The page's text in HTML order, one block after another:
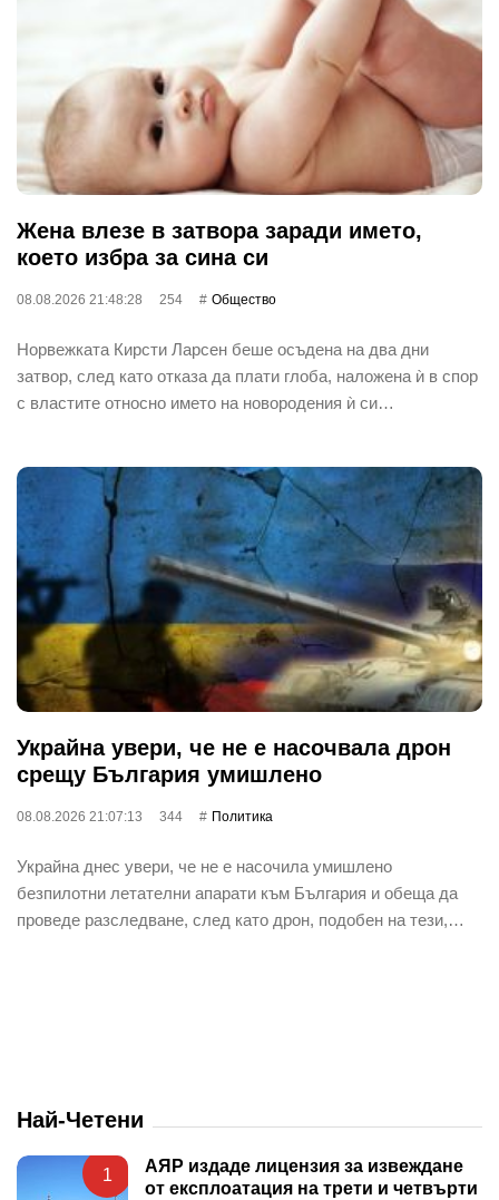
Жена влезе в затвора заради името,
което избра за сина си
08.08.2026 21:48:28 254 Общество
Норвежката Кирсти Ларсен беше осъдена на два дни
затвор, след като отказа да плати глоба, наложена ѝ в спор
с властите относно името на новородения ѝ си…
Украйна увери, че не е насочвала дрон
срещу България умишлено
08.08.2026 21:07:13 344 Политика
Украйна днес увери, че не е насочила умишлено
безпилотни летателни апарати към България и обеща да
проведе разследване, след като дрон, подобен на тези,…
Най-Четени
1
АЯР издаде лицензия за извеждане
от експлоатация на трети и четвърти